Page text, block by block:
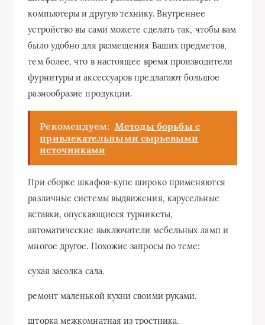
компьютеры и другую технику. Внутреннее
устройство вы сами можете сделать так, чтобы вам
было удобно для размещения Ваших предметов,
тем более, что в настоящее время производители
фурнитуры и аксессуаров предлагают большое
разнообразие продукции.
Рекомендуем: Методы борьбы с
привлекательными сырьевыми
источниками
При сборке шкафов-купе широко применяются
различные системы выдвижения, карусельные
вставки, опускающиеся турникеты,
автоматические выключатели мебельных ламп и
многое другое. Похожие запросы по теме:
сухая засолка сала.
ремонт маленькой кухни своими руками.
шторка межкомнатная из тростника.